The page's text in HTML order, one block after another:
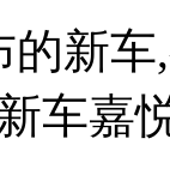
新
车